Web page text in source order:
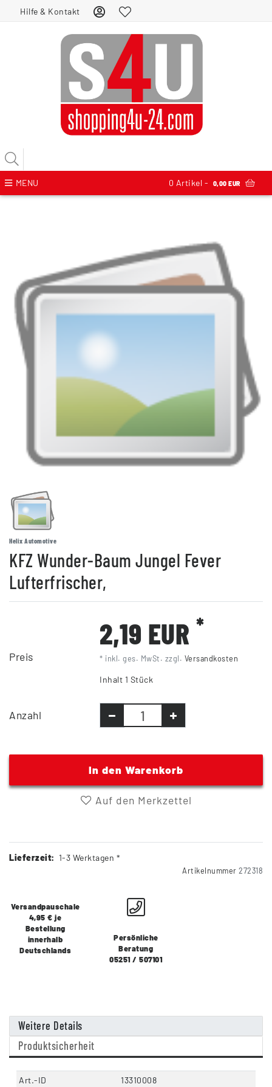
Hilfe & Kontakt
MENU 0 Artikel - 0,00 EUR
Helix Automotive
KFZ Wunder-Baum Jungel Fever
Lufterfrischer,
Preis
2,19 EUR *
* inkl. ges. MwSt. zzgl. Versandkosten
Inhalt 1 Stück
Anzahl
In den Warenkorb
Auf den Merkzettel
Lieferzeit: 1-3 Werktagen *
Artikelnummer 272318
Versandpauschale
4,95 € je
Bestellung
innerhalb
Deutschlands
Persönliche
Beratung
05251 / 507101
Weitere Details
Produktsicherheit
Art.-ID
13310008